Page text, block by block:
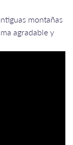
montañas
agradable y